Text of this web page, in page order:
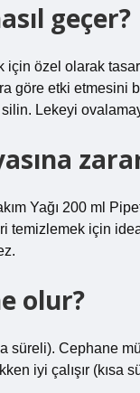
geçer?
için özel olarak
göre etki etmesini
Lekeyi
Yağı 200 ml
temizlemek için
olur?
süreli). Cephane
iyi çalışır (kısa